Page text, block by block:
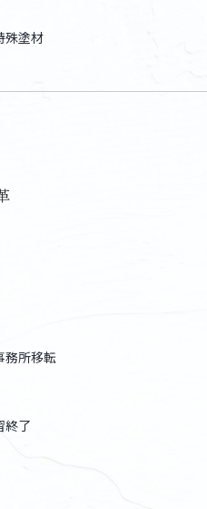
殊塗材
務所移転
終了